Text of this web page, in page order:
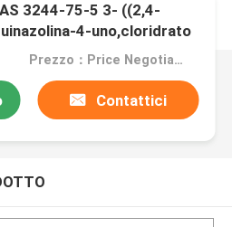
3244-75-5 3- ((2,4-
4-uno,cloridrato
Prezzo：Price Negotiable
Contattici